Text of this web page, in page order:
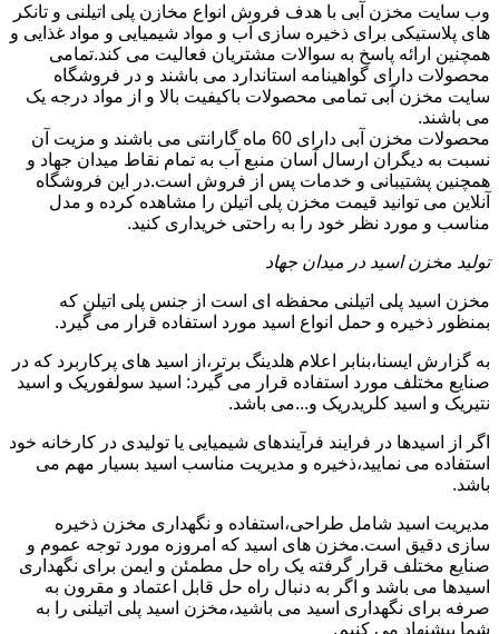
وب سایت مخزن آبی با هدف فروش انواع مخازن پلی اتیلنی و تانکر
های پلاستیکی برای ذخیره سازی آب و مواد شیمیایی و مواد غذایی و
همچنین ارائه پاسخ به سوالات مشتریان فعالیت می کند.تمامی
محصولات دارای گواهینامه استاندارد می باشند و در فروشگاه
سایت مخزن آبی تمامی محصولات باکیفیت بالا و از مواد درجه یک
می باشند.
محصولات مخزن آبی دارای 60 ماه گارانتی می باشند و مزیت آن
نسبت به دیگران ارسال آسان منبع آب به تمام نقاط میدان جهاد و
همچنین پشتیبانی و خدمات پس از فروش است.در این فروشگاه
آنلاین می توانید قیمت مخزن پلی اتیلن را مشاهده کرده و مدل
مناسب و مورد نظر خود را به راحتی خریداری کنید.
تولید مخزن اسید در میدان جهاد
مخزن اسید پلی اتیلنی محفظه ای است از جنس پلی اتیلن که
بمنظور ذخیره و حمل انواع اسید مورد استفاده قرار می گیرد.
به گزارش ایسنا،بنابر اعلام هلدینگ برتر،از اسید های پرکاربرد که در
صنایع مختلف مورد استفاده قرار می گیرد: اسید سولفوریک و اسید
نتیریک و اسید کلریدریک و...می باشد.
اگر از اسیدها در فرایند فرآیندهای شیمیایی یا تولیدی در کارخانه خود
استفاده می نمایید،ذخیره و مدیریت مناسب اسید بسیار مهم می
باشد.
مدیریت اسید شامل طراحی،استفاده و نگهداری مخزن ذخیره
سازی دقیق است.مخزن های اسید که امروزه مورد توجه عموم و
صنایع مختلف قرار گرفته یک راه حل مطمئن و ایمن برای نگهداری
اسیدها می باشد و اگر به دنبال راه حل قابل اعتماد و مقرون به
صرفه برای نگهداری اسید می باشید،مخزن اسید پلی اتیلنی را به
شما پیشنهاد می کنیم.